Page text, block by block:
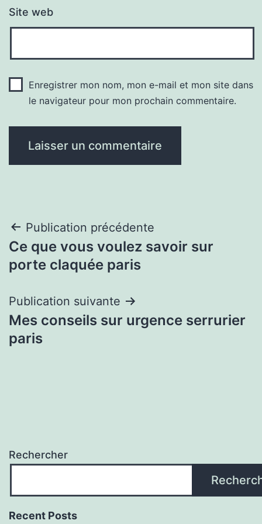
Site web
Enregistrer mon nom, mon e-mail et mon site dans
le navigateur pour mon prochain commentaire.
Navigation
de
Publication précédente
Ce que vous voulez savoir sur
porte claquée paris
Publication suivante
Mes conseils sur urgence serrurier
paris
Rechercher
Recent Posts